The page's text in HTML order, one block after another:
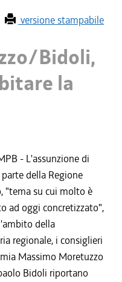
versione stampabile
Bidoli,
la
- L'assunzione di
della Regione
"tema su cui molto è
ad oggi concretizzato",
della
regionale, i consiglieri
Massimo Moretuzzo
Bidoli riportano